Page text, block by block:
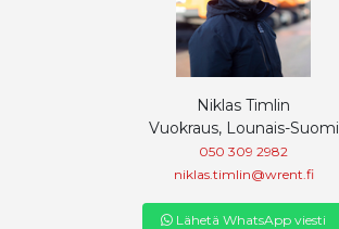
Niklas Timlin
Vuokraus, Lounais-Suomi
050 309 2982
niklas.timlin@wrent.fi
Lähetä WhatsApp viesti